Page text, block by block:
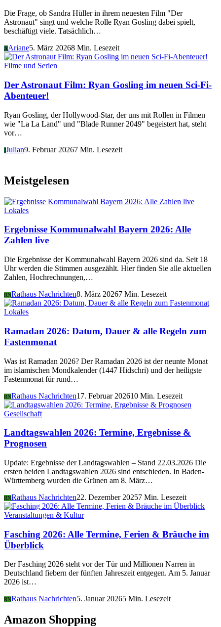
Die Frage, ob Sandra Hüller in ihrem neuesten Film "Der
Astronaut" singt und welche Rolle Ryan Gosling dabei spielt,
beschäftigt viele. Tatsächlich…
AAriane5. März 20268 Min. Lesezeit
Filme und Serien
Der Astronaut Film: Ryan Gosling im neuen Sci-Fi-
Abenteuer!
Ryan Gosling, der Hollywood-Star, der uns mit Rollen in Filmen
wie "La La Land" und "Blade Runner 2049" begeistert hat, steht
vor…
JJulian9. Februar 20267 Min. Lesezeit
Meistgelesen
Lokales
Ergebnisse Kommunalwahl Bayern 2026: Alle
Zahlen live
Die Ergebnisse der Kommunalwahl Bayern 2026 sind da. Seit 18
Uhr werden die Stimmen ausgezählt. Hier finden Sie alle aktuellen
Zahlen, Hochrechnungen,…
RNRathaus Nachrichten8. März 20267 Min. Lesezeit
Lokales
Ramadan 2026: Datum, Dauer & alle Regeln zum
Fastenmonat
Was ist Ramadan 2026? Der Ramadan 2026 ist der neunte Monat
im islamischen Mondkalender (1447 Hidschri) und der heiligste
Fastenmonat für rund…
RNRathaus Nachrichten17. Februar 202610 Min. Lesezeit
Gesellschaft
Landtagswahlen 2026: Termine, Ergebnisse &
Prognosen
Update: Ergebnisse der Landtagswahlen – Stand 22.03.2026 Die
ersten beiden Landtagswahlen 2026 sind entschieden. In Baden-
Württemberg wurden die Grünen am 8. März…
RNRathaus Nachrichten22. Dezember 20257 Min. Lesezeit
Veranstaltungen & Kultur
Fasching 2026: Alle Termine, Ferien & Bräuche im
Überblick
Der Fasching 2026 steht vor der Tür und Millionen Narren in
Deutschland fiebern der fünften Jahreszeit entgegen. Am 5. Januar
2026 ist…
RNRathaus Nachrichten5. Januar 20265 Min. Lesezeit
Amazon Shopping